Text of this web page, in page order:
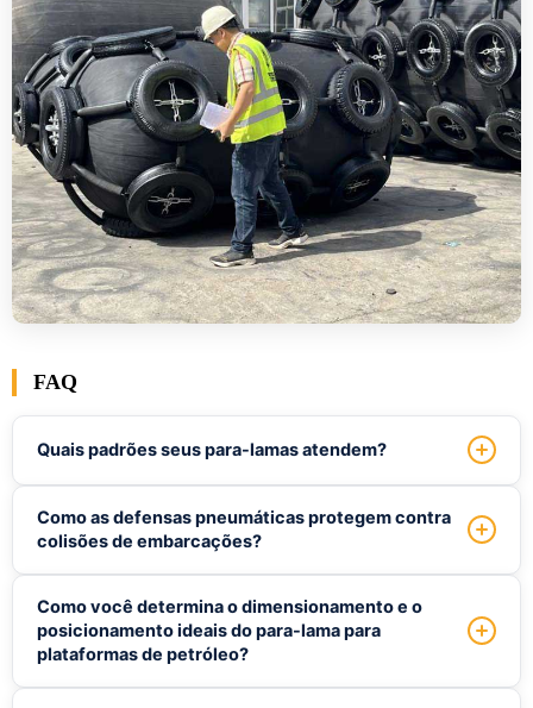
FAQ
Quais padrões seus para-lamas atendem?
17357. Isso ajuda a garantir o mais alto nível de segurança
e desempenho para plataformas de perfuração de
Como as defensas pneumáticas protegem contra
colisões de embarcações?
força de impacto de colisões de navios. Isso reduz a força
de reação e a pressão sobre navios e plataformas. Dessa
Como você determina o dimensionamento e o
posicionamento ideais do para-lama para
plataformas de petróleo?